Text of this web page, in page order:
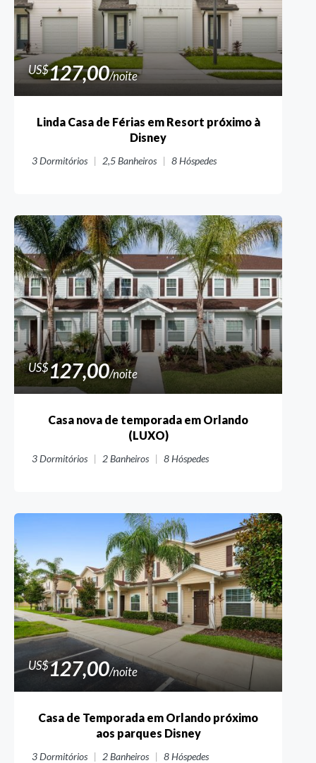
US$127,00/noite
Linda Casa de Férias em Resort próximo à
Disney
3Dormitórios 2,5Banheiros 8Hóspedes
US$127,00/noite
Casa nova de temporada em Orlando
(LUXO)
3Dormitórios 2Banheiros 8Hóspedes
US$127,00/noite
Casa de Temporada em Orlando próximo
aos parques Disney
3Dormitórios 2Banheiros 8Hóspedes